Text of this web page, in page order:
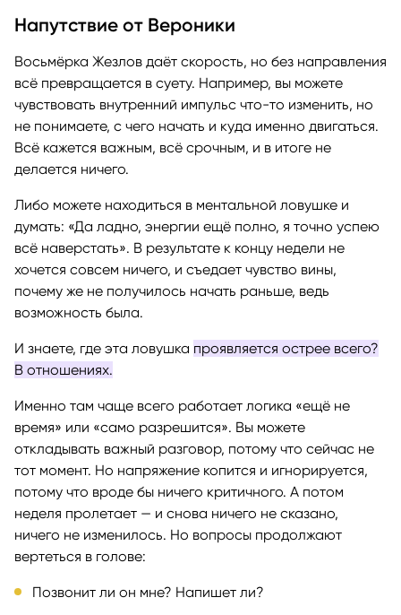
Напутствие от Вероники
Восьмёрка Жезлов даёт скорость, но без направления
всё превращается в суету. Например, вы можете
чувствовать внутренний импульс что-то изменить, но
не понимаете, с чего начать и куда именно двигаться.
Всё кажется важным, всё срочным, и в итоге не
делается ничего.
Либо можете находиться в ментальной ловушке и
думать: «Да ладно, энергии ещё полно, я точно успею
всё наверстать». В результате к концу недели не
хочется совсем ничего, и съедает чувство вины,
почему же не получилось начать раньше, ведь
возможность была.
И знаете, где эта ловушка проявляется острее всего?
В отношениях.
Именно там чаще всего работает логика «ещё не
время» или «само разрешится». Вы можете
откладывать важный разговор, потому что сейчас не
тот момент. Но напряжение копится и игнорируется,
потому что вроде бы ничего критичного. А потом
неделя пролетает — и снова ничего не сказано,
ничего не изменилось. Но вопросы продолжают
вертеться в голове:
Позвонит ли он мне? Напишет ли?